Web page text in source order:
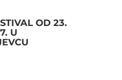
OD 23.
U